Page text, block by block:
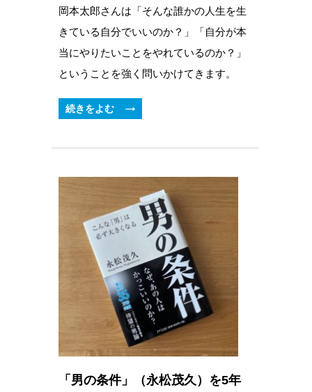
岡本太郎さんは「そんな誰かの人生を生
きている自分でいいのか？」「自分が本
当にやりたいことをやれているのか？」
ということを強く問いかけてきます。
続きをよむ
「男の条件」（永松茂久）を5年